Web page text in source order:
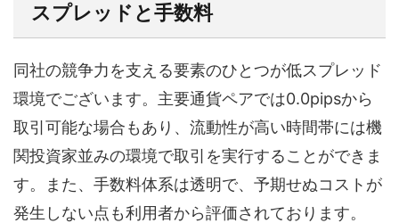
スプレッドと手数料
同社の競争力を支える要素のひとつが低スプレッド
環境でございます。主要通貨ペアでは0.0pipsから
取引可能な場合もあり、流動性が高い時間帯には機
関投資家並みの環境で取引を実行することができま
す。また、手数料体系は透明で、予期せぬコストが
発生しない点も利用者から評価されております。